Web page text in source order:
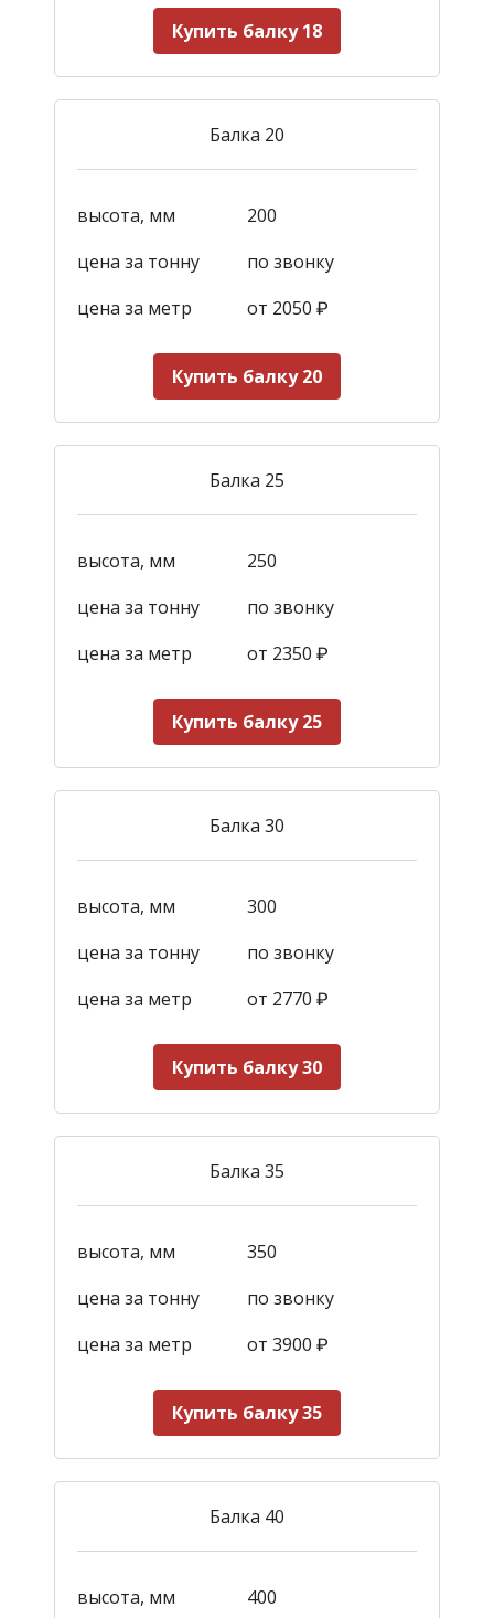
Купить балку 18
Балка 20
высота, мм
200
цена за тонну
по звонку
цена за метр
от 2050 ₽
Купить балку 20
Балка 25
высота, мм
250
цена за тонну
по звонку
цена за метр
от 2350 ₽
Купить балку 25
Балка 30
высота, мм
300
цена за тонну
по звонку
цена за метр
от 2770 ₽
Купить балку 30
Балка 35
высота, мм
350
цена за тонну
по звонку
цена за метр
от 3900 ₽
Купить балку 35
Балка 40
высота, мм 400